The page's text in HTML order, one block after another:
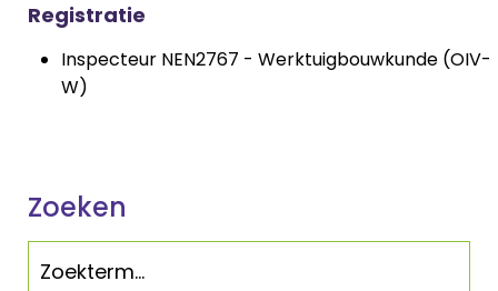
Registratie
Inspecteur NEN2767 - Werktuigbouwkunde (OIV-
W)
Zoeken